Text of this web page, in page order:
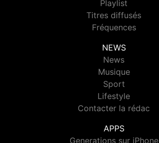
Playlist
Titres diffusés
Fréquences
NEWS
News
Musique
Sport
Lifestyle
Contacter la rédac
APPS
Generations sur iPhone